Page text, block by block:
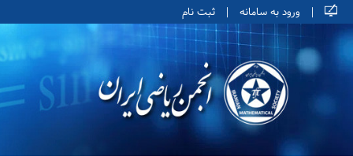
| ورود به سامانه | ثبت نام